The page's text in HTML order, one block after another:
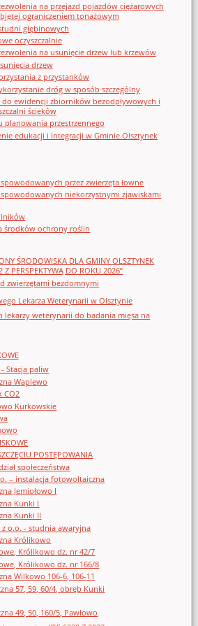
na przejazd pojazdów ciężarowych
ograniczeniem tonażowym
głębinowych
oczyszczalnie
na usunięcie drzew lub krzewów
drzew
z przystanków
dróg w sposób szczególny
do ewidencji zbiorników bezodpływowych i
ścieków
planowania przestrzennego
edukacji i integracji w Gminie Olsztynek
przez zwierzęta łowne
spowodowanych niekorzystnymi zjawiskami
środków ochrony roślin
ŚRODOWISKA DLA GMINY OLSZTYNEK
Z PERSPEKTYWĄ DO ROKU 2026”
zwierzętami bezdomnymi
Lekarza Weterynarii w Olsztynie
lekarzy weterynarii do badania mięsa na
Stacja paliw
Waplewo
CO2
Kurkowskie
POSTĘPOWANIA
społeczeństwa
– instalacja fotowoltaiczna
Jemiołowo I
Kunki I
Kunki II
z o.o. - studnia awaryjna
Królikowo
Królikowo dz. nr 42/7
Królikowo dz. nr 166/8
Wilkowo 106-6, 106-11
57, 59, 60/4, obręb Kunki
49, 50, 160/5, Pawłowo